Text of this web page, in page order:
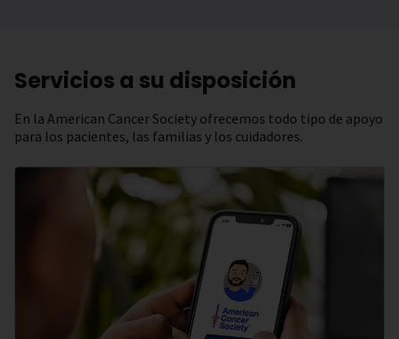
Servicios a su disposición
En la American Cancer Society ofrecemos todo tipo de apoyo
para los pacientes, las familias y los cuidadores.